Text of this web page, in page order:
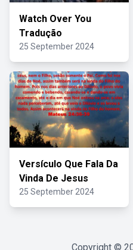
Watch Over You
Tradução
25 September 2024
Versículo Que Fala Da
Vinda De Jesus
25 September 2024
Copyright ©